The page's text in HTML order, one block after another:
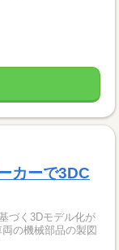
カーで3DC
づく3Dモデル化が